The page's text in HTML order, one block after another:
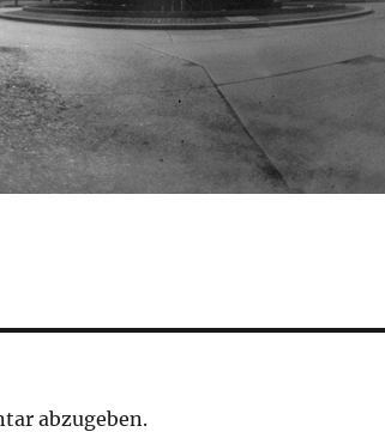
abzugeben.